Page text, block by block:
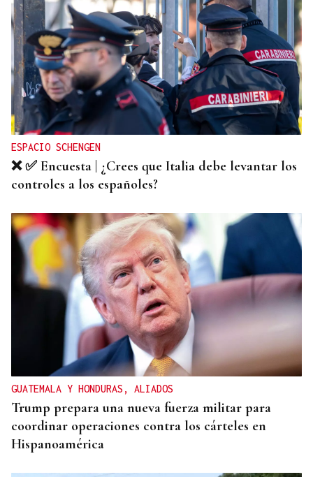
DEPORTE EN LA DIÁSPORA
La Xunta ratifica su apoyo al Galicia Esporte
Clube de Salvador de Bahía
ESPACIO SCHENGEN
❌ ✅ Encuesta | ¿Crees que Italia debe levantar los
controles a los españoles?
GUATEMALA Y HONDURAS, ALIADOS
Trump prepara una nueva fuerza militar para
coordinar operaciones contra los cárteles en
Hispanoamérica